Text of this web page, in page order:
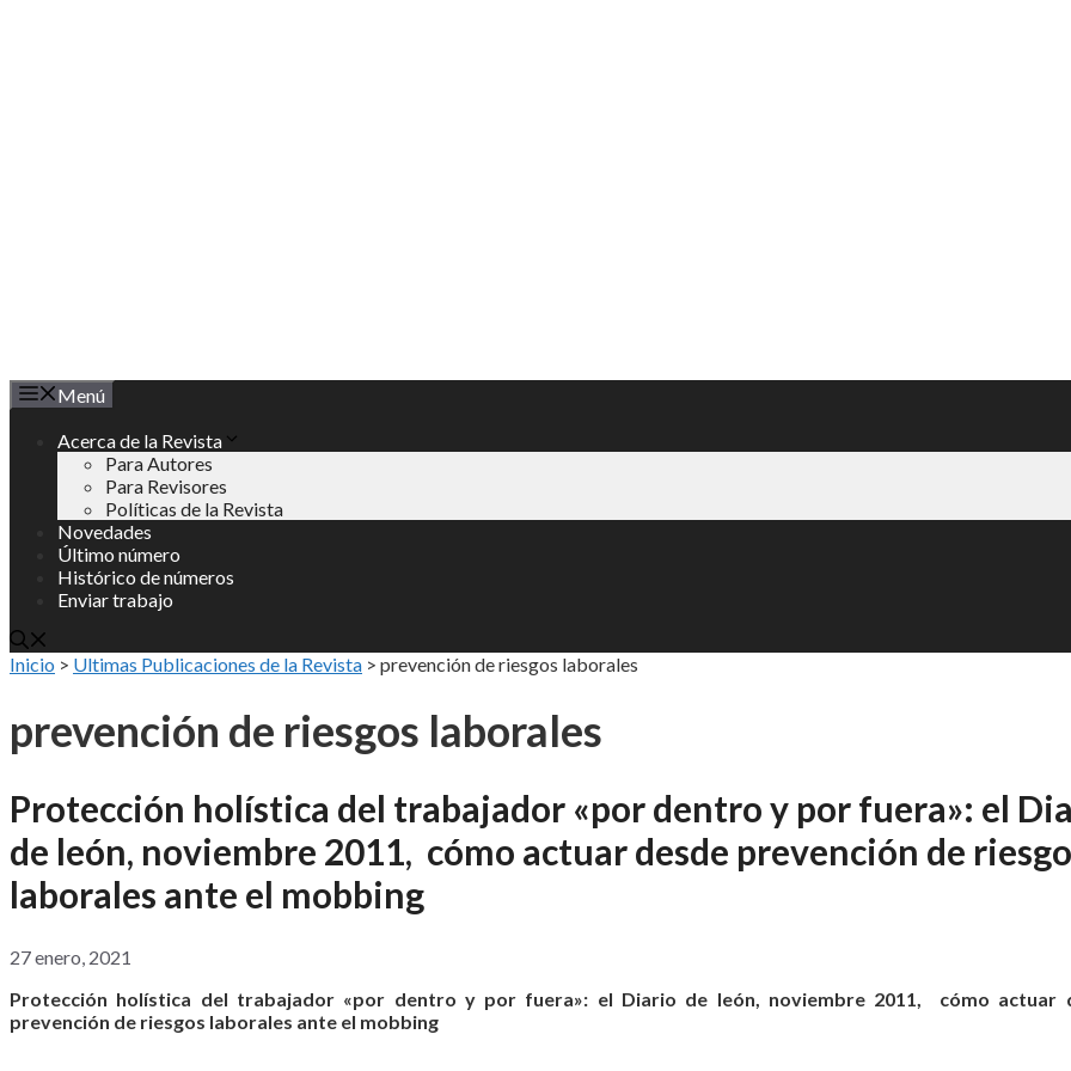
Menú
Acerca de la Revista
Para Autores
Para Revisores
Políticas de la Revista
Novedades
Último número
Histórico de números
Enviar trabajo
Inicio > Ultimas Publicaciones de la Revista > prevención de riesgos laborales
prevención de riesgos laborales
Protección holística del trabajador «por dentro y por fuera»: el
de león, noviembre 2011, cómo actuar desde prevención de
laborales ante el mobbing
27 enero, 2021
Protección holística del trabajador «por dentro y por fuera»: el Diario de león, noviembre 2011, cómo actuar
prevención de riesgos laborales ante el mobbing